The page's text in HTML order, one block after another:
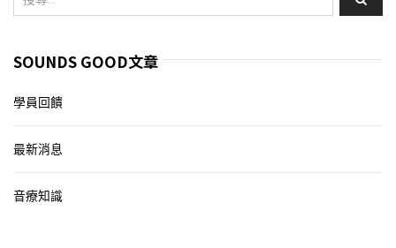
SOUNDS GOOD文章
學員回饋
最新消息
音療知識